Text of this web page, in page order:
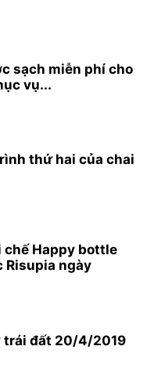
sạch miễn phí cho
vụ...
thứ hai của chai
chế Happy bottle
Risupia ngày
trái đất 20/4/2019